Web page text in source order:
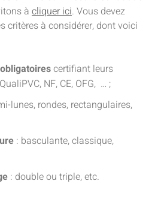
à cliquer ici. Vous devez
critères à considérer, dont voici
certifiant leurs
NF, CE, OFG, … ;
lunes, rondes, rectangulaires,
: basculante, classique,
: double ou triple, etc.